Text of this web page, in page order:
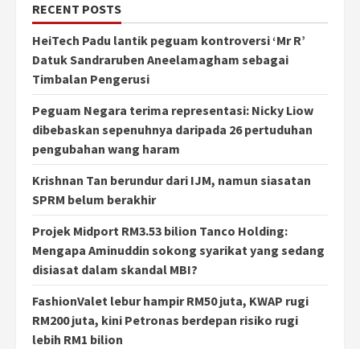
RECENT POSTS
HeiTech Padu lantik peguam kontroversi ‘Mr R’
Datuk Sandraruben Aneelamagham sebagai
Timbalan Pengerusi
Peguam Negara terima representasi: Nicky Liow
dibebaskan sepenuhnya daripada 26 pertuduhan
pengubahan wang haram
Krishnan Tan berundur dari IJM, namun siasatan
SPRM belum berakhir
Projek Midport RM3.53 bilion Tanco Holding:
Mengapa Aminuddin sokong syarikat yang sedang
disiasat dalam skandal MBI?
FashionValet lebur hampir RM50 juta, KWAP rugi
RM200 juta, kini Petronas berdepan risiko rugi
lebih RM1 bilion